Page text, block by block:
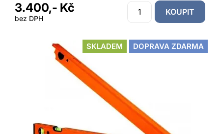
3.400,- Kč
bez DPH
KOUPIT
SKLADEM DOPRAVA ZDARMA